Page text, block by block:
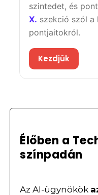
szintedet, és
X. szekció szól a
pontjaitokról.
Kezdjük
Élőben a
színpadán
Az AI-ügynökök